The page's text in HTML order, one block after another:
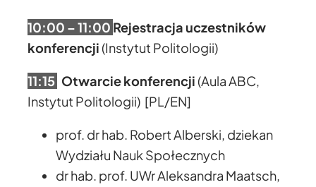
10:00 – 11:00 Rejestracja uczestników
konferencji (Instytut Politologii)
11:15 Otwarcie konferencji (Aula ABC,
Instytut Politologii) [PL/EN]
prof. dr hab. Robert Alberski, dziekan
Wydziału Nauk Społecznych
dr hab. prof. UWr Aleksandra Maatsch,